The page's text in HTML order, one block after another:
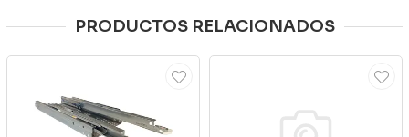
PRODUCTOS RELACIONADOS